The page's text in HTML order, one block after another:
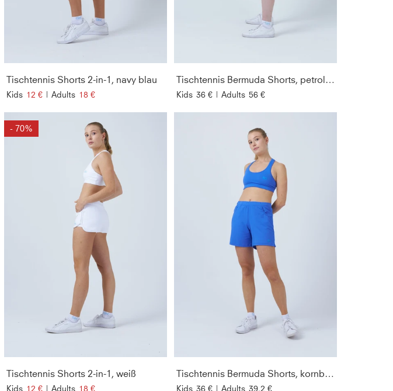
Tischtennis Shorts 2-in-1, navy blau
Kids 12 € | Adults 18 €
Tischtennis Bermuda Shorts, petrol grün
Kids 36 € | Adults 56 €
- 70%
Tischtennis Shorts 2-in-1, weiß
Kids 12 € | Adults 18 €
Tischtennis Bermuda Shorts, kornblumen blau
Kids 36 € | Adults 39,2 €